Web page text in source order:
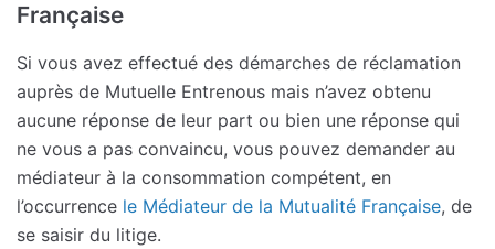
Française
Si vous avez effectué des démarches de réclamation
auprès de Mutuelle Entrenous mais n’avez obtenu
aucune réponse de leur part ou bien une réponse qui
ne vous a pas convaincu, vous pouvez demander au
médiateur à la consommation compétent, en
l’occurrence le Médiateur de la Mutualité Française, de
se saisir du litige.